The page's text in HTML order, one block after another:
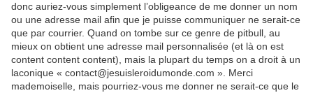
donc auriez-vous simplement l’obligeance de me donner un nom
ou une adresse mail afin que je puisse communiquer ne serait-ce
que par courrier. Quand on tombe sur ce genre de pitbull, au
mieux on obtient une adresse mail personnalisée (et là on est
content content content), mais la plupart du temps on a droit à un
laconique « contact@jesuisleroidumonde.com ». Merci
mademoiselle, mais pourriez-vous me donner ne serait-ce que le